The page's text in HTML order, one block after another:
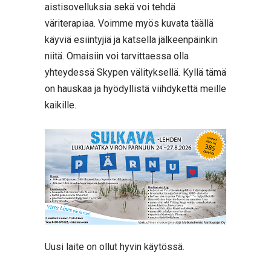
aistisovelluksia sekä voi tehdä
väriterapiaa. Voimme myös kuvata täällä
käyviä esiintyjiä ja katsella jälkeenpäinkin
niitä. Omaisiin voi tarvittaessa olla
yhteydessä Skypen välityksellä. Kyllä tämä
on hauskaa ja hyödyllistä viihdykettä meille
kaikille.
Uusi laite on ollut hyvin käytössä.